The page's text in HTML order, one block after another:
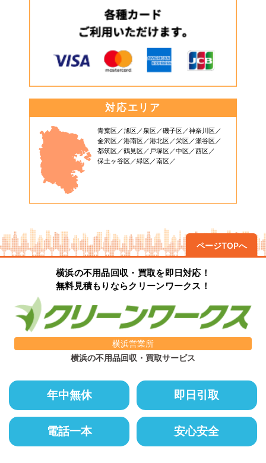
対応エリア
青葉区 旭区 泉区 磯子区
神奈川区
金沢区
港南区 港北区 栄区
瀬谷区
都筑区
鶴見区 戸塚区 中区
西区
保土ヶ谷区
緑区 南区
ページTOPへ
横浜の不用品回収・買取を即日対応！
無料見積もりならクリーンワークス！
横浜営業所
横浜の不用品回収・買取サービス
年中無休 即日引取
電話一本 安心安全